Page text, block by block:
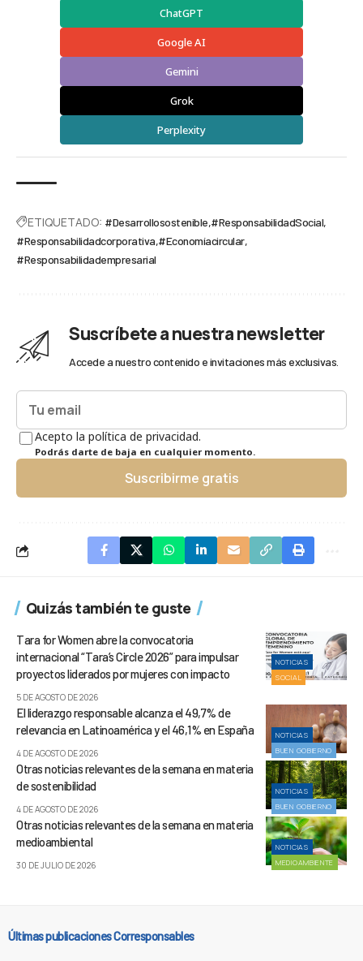
ChatGPT
Google AI
Gemini
Grok
Perplexity
ETIQUETADO: #Desarrollosostenible #ResponsabilidadSocial
#Responsabilidadcorporativa #Economíacircular
#Responsabilidadempresarial
Suscríbete a nuestra newsletter
Accede a nuestro contenido e invitaciones más exclusivas.
Acepto la política de privacidad.
Podrás darte de baja en cualquier momento.
Suscribirme gratis
Quizás también te guste
NOTICIAS
SOCIAL
Tara for Women abre la convocatoria
internacional “Tara’s Circle 2026” para impulsar
proyectos liderados por mujeres con impacto
5 DE AGOSTO DE 2026
NOTICIAS
BUEN GOBIERNO
El liderazgo responsable alcanza el 49,7% de
relevancia en Latinoamérica y el 46,1% en España
4 DE AGOSTO DE 2026
NOTICIAS
BUEN GOBIERNO
Otras noticias relevantes de la semana en materia
de sostenibilidad
4 DE AGOSTO DE 2026
NOTICIAS
MEDIOAMBIENTE
Otras noticias relevantes de la semana en materia
medioambiental
30 DE JULIO DE 2026
Últimas publicaciones Corresponsables